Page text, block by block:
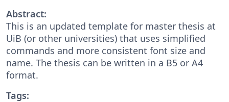
Abstract:
This is an updated template for master thesis at
UiB (or other universities) that uses simplified
commands and more consistent font size and
name. The thesis can be written in a B5 or A4
format.
Tags: